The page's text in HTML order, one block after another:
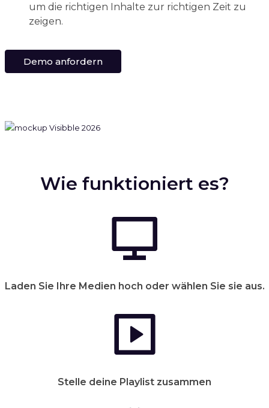
um die richtigen Inhalte zur richtigen Zeit zu
zeigen.
Demo anfordern
Wie funktioniert es?
Laden Sie Ihre Medien hoch oder wählen Sie sie aus.
Stelle deine Playlist zusammen